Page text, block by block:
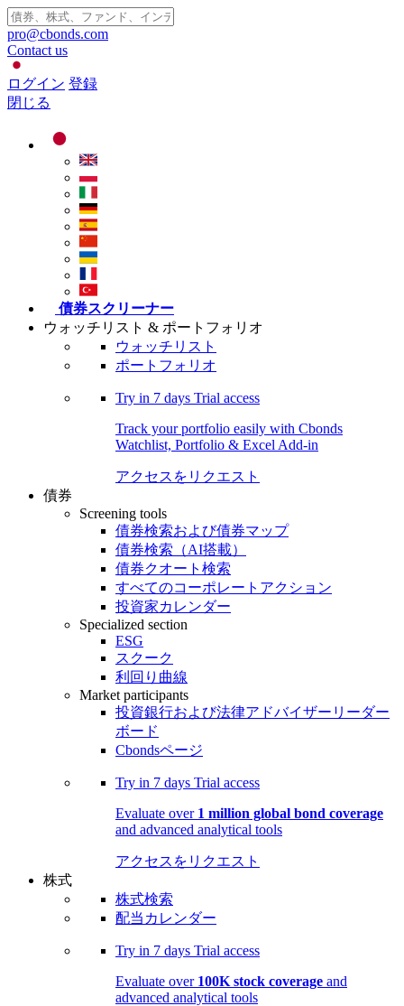
pro@cbonds.com
Contact us
ログイン 登録
閉じる
債券スクリーナー
ウォッチリスト & ポートフォリオ
ウォッチリスト
ポートフォリオ
Try in 7 days Trial access
Track your portfolio easily with Cbonds
Watchlist, Portfolio & Excel Add-in
アクセスをリクエスト
債券
Screening tools
債券検索および債券マップ
債券検索（AI搭載）
債券クオート検索
すべてのコーポレートアクション
投資家カレンダー
Specialized section
ESG
スクーク
利回り曲線
Market participants
投資銀行および法律アドバイザーリーダー
ボード
Cbondsページ
Try in 7 days Trial access
Evaluate over 1 million global bond coverage
and advanced analytical tools
アクセスをリクエスト
株式
株式検索
配当カレンダー
Try in 7 days Trial access
Evaluate over 100K stock coverage and
advanced analytical tools